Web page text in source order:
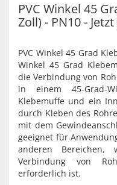
PVC Winkel 45
Zoll) - PN10 -
PVC Winkel 45 Grad
Winkel 45 Grad
die Verbindung von
in einem 45-Grad-
Klebemuffe und ein
durch Kleben des
mit dem
geeignet für
anderen
Verbindung von
erforderlich ist.